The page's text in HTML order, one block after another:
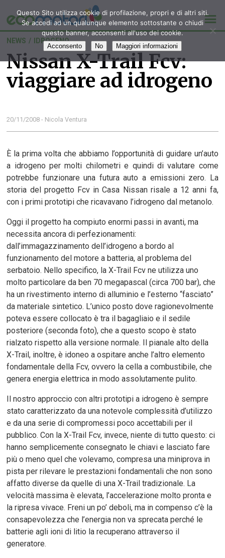
NEWS / IDROGENO
Nissan X-Trail Fcv:
viaggiare ad idrogeno
20/11/2008 - Nicola Ventura
È la prima volta che abbiamo l’opportunità di guidare un’auto
a idrogeno per molti chilometri e quindi di valutare come
potrebbe funzionare una futura auto a emissioni zero. La
storia del progetto Fcv in Casa Nissan risale a 12 anni fa,
con i primi prototipi che ricavavano l’idrogeno dal metanolo.
Oggi il progetto ha compiuto enormi passi in avanti, ma
necessita ancora di perfezionamenti:
dall’immagazzinamento dell’idrogeno a bordo al
funzionamento del motore a batteria, al problema del
serbatoio. Nello specifico, la X-Trail Fcv ne utilizza uno
molto particolare da ben 70 megapascal (circa 700 bar), che
ha un rivestimento interno di alluminio e l’esterno “fasciato”
da materiale sintetico. L’unico posto dove ragionevolmente
poteva essere collocato è tra il bagagliaio e il sedile
posteriore (seconda foto), che a questo scopo è stato
rialzato rispetto alla versione normale. Il pianale alto della
X-Trail, inoltre, è idoneo a ospitare anche l’altro elemento
fondamentale della Fcv, ovvero la cella a combustibile, che
genera energia elettrica in modo assolutamente pulito.
Il nostro approccio con altri prototipi a idrogeno è sempre
stato caratterizzato da una notevole complessità d’utilizzo
e da una serie di compromessi poco accettabili per il
pubblico. Con la X-Trail Fcv, invece, niente di tutto questo: ci
hanno semplicemente consegnato le chiavi e lasciato fare
più o meno quel che volevamo, compresa una miniprova in
pista per rilevare le prestazioni fondamentali che non sono
affatto diverse da quelle di una X-Trail tradizionale. La
velocità massima è elevata, l’accelerazione molto pronta e
la ripresa vivace. Freni un po’ deboli, ma in compenso c’è la
consapevolezza che l’energia non va sprecata perché le
batterie agli ioni di litio la recuperano attraverso il
generatore.
Questo Sito utilizza cookie di profilazione, propri e di altri siti.
Se accedi ad un qualunque elemento sottostante o chiudi
questo banner, acconsenti all'uso dei cookie.
Acconsento No Maggiori informazioni